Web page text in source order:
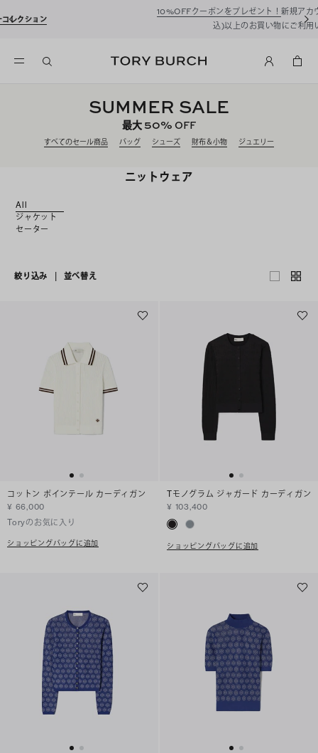
新規アカウント登録*で、20,000円(税
込)以上のお買い物にご利用いただけます。
SUMMER SALE
最大50% OFF
すべてのセール商品 バッグ シューズ 財布＆小物 ジュエリー
ニットウェア
All
ジャケット
セーター
絞り込み 並べ替え
コットン ポインテール カーディガン
¥ 66,000
Toryのお気に入り
ショッピングバッグに追加
Tモノグラム ジャガード カーディガン
¥ 103,400
ショッピングバッグに追加